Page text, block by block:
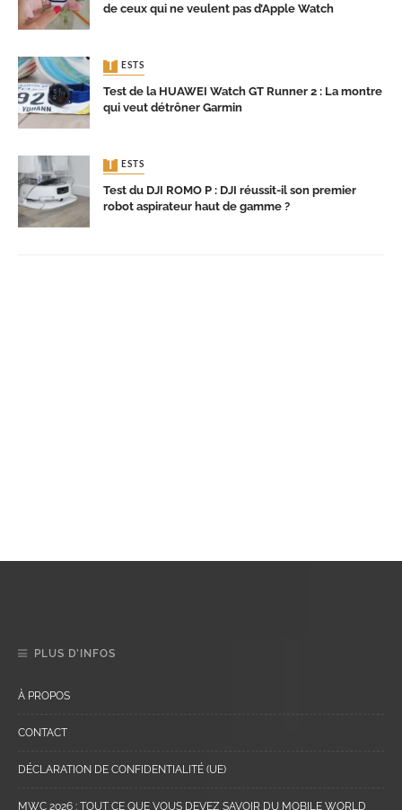
de ceux qui ne veulent pas d’Apple Watch
TESTS
Test de la HUAWEI Watch GT Runner 2 : La montre
qui veut détrôner Garmin
TESTS
Test du DJI ROMO P : DJI réussit-il son premier
robot aspirateur haut de gamme ?
PLUS D’INFOS
À PROPOS
CONTACT
DÉCLARATION DE CONFIDENTIALITÉ (UE)
MWC 2026 : TOUT CE QUE VOUS DEVEZ SAVOIR DU MOBILE WORLD